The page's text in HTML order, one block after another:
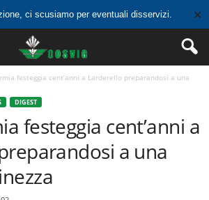
ci scusiamo per eventuali disservizi. ✕
festeggia cent’anni a Larderello preparandosi a una
DIGEST
festeggia cent’anni a
a una